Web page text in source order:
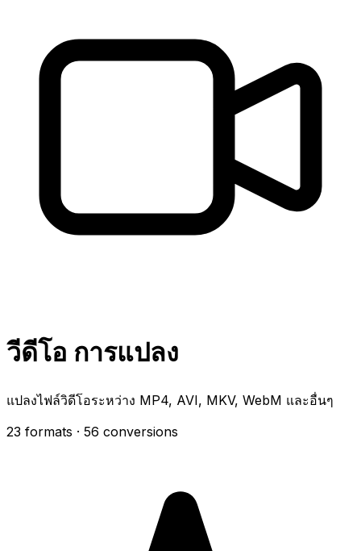
วีดีโอ การแปลง
แปลงไฟล์วิดีโอระหว่าง MP4, AVI, MKV, WebM และอื่นๆ
23 formats · 56 conversions